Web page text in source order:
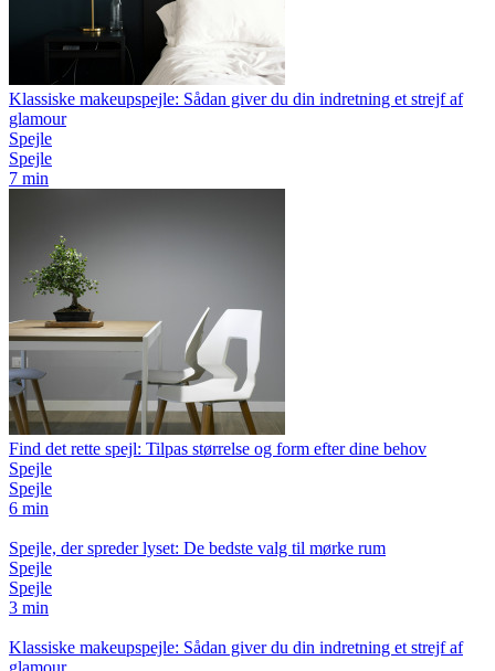
Klassiske makeupspejle: Sådan giver du din indretning et strejf af
glamour
Spejle
Spejle
7 min
Find det rette spejl: Tilpas størrelse og form efter dine behov
Spejle
Spejle
6 min
Spejle, der spreder lyset: De bedste valg til mørke rum
Spejle
Spejle
3 min
Klassiske makeupspejle: Sådan giver du din indretning et strejf af
glamour